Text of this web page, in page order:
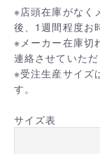
※店頭在庫がなく
後、1週間程度お
※メーカー在庫切
連絡させていただ
※受注生産サイズ
す。
サイズ表